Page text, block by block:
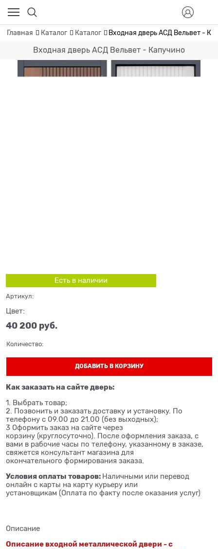
Главная Каталог Каталог Входная дверь АСД Вельвет -
Входная дверь АСД Вельвет - Капучино
Есть в наличии
Артикул:
Цвет:
40 200 руб.
Количество:
ДОБАВИТЬ В КОРЗИНУ
Как заказать на сайте дверь:
1. Выбрать товар;
2. Позвонить и заказать доставку и установку. По
телефону с 09.00 до 21.00 (без выходных);
3 Оформить заказ на сайте через
корзину (круглосуточно). После оформления заказа, с
вами в рабочие часы по телефону, указанному в заказе,
свяжется консультант магазина для
окончательного формирования заказа.
Условия оплаты товаров: Наличными или перевод
онлайн с карты на карту курьеру или
установщикам (Оплата по факту после оказания услуг)
Описание
Описание входной металлической двери - с